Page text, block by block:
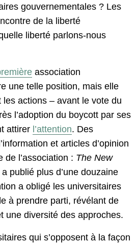
gouvernementales ? Les
de la liberté
liberté parlons-nous
association
une telle position, mais elle
actions – avant le vote du
l’adoption du boycott par ses
attirer l’attention. Des
et articles d’opinion
de l’association : The New
publié plus d’une douzaine
a obligé les universitaires
à prendre parti, révélant de
une diversité des approches.
qui s’opposent à la façon